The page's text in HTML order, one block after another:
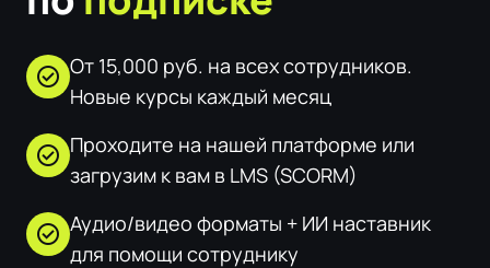
check_circle От 15,000 руб. на всех сотрудников.
Новые курсы каждый месяц
check_circle Проходите на нашей платформе или
загрузим к вам в LMS (SCORM)
check_circle Аудио/видео форматы + ИИ наставник
для помощи сотруднику